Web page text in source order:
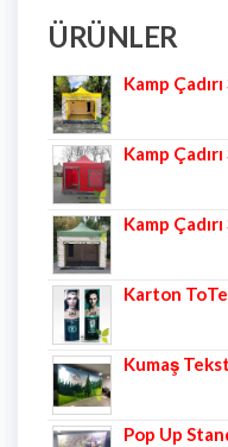
ÜRÜNLER
Kamp
Kamp
Kamp
Karton
Kumaş
Pop Up